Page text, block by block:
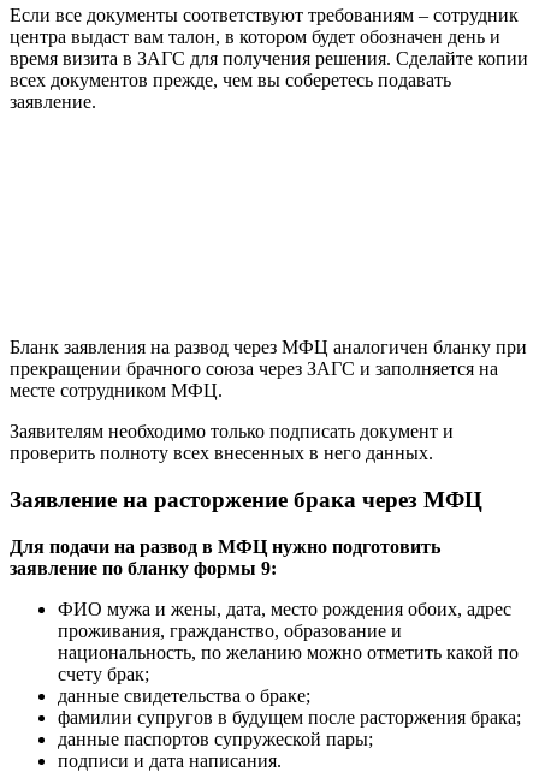
Если все документы соответствуют требованиям – сотрудник
центра выдаст вам талон, в котором будет обозначен день и
время визита в ЗАГС для получения решения. Сделайте копии
всех документов прежде, чем вы соберетесь подавать
заявление.
Бланк заявления на развод через МФЦ аналогичен бланку при
прекращении брачного союза через ЗАГС и заполняется на
месте сотрудником МФЦ.
Заявителям необходимо только подписать документ и
проверить полноту всех внесенных в него данных.
Заявление на расторжение брака через МФЦ
Для подачи на развод в МФЦ нужно подготовить
заявление по бланку формы 9:
ФИО мужа и жены, дата, место рождения обоих, адрес
проживания, гражданство, образование и
национальность, по желанию можно отметить какой по
счету брак;
данные свидетельства о браке;
фамилии супругов в будущем после расторжения брака;
данные паспортов супружеской пары;
подписи и дата написания.